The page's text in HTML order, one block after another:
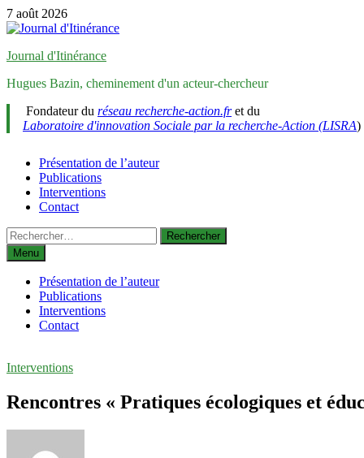
Passer
au
7 août 2026
Journal d'Itinérance
Hugues Bazin, cheminement d'un acteur-chercheur
Fondateur du réseau recherche-action.fret du
Laboratoire d'innovation Sociale par la recherche-Action (LISRA)
Présentation de l’auteur
Publications
Interventions
Contact
Rechercher :
Menu
Présentation de l’auteur
Publications
Interventions
Contact
Interventions
Rencontres « Pratiques écologiques et